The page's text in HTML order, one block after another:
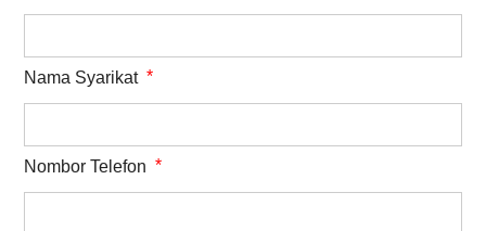
Nama Syarikat
Nombor Telefon